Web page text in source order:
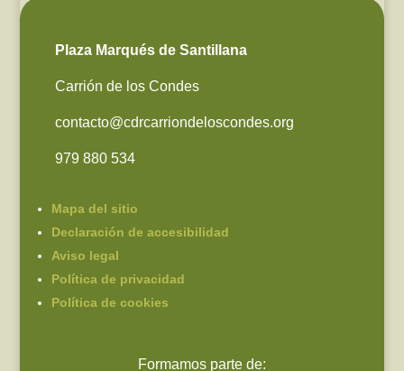
Plaza Marqués de Santillana
Carrión de los Condes
contacto@cdrcarriondeloscondes.org
979 880 534
Mapa del sitio
Declaración de accesibilidad
Aviso legal
Política de privacidad
Política de cookies
Formamos parte de: